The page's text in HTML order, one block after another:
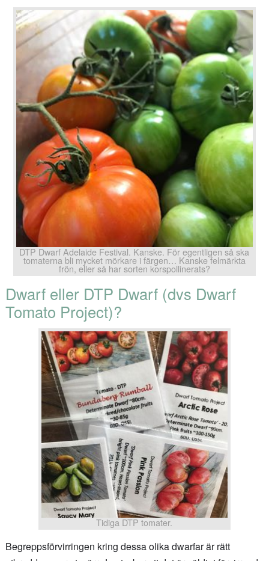
DTP Dwarf Adelaide Festival. Kanske. För egentligen så ska
tomaterna bli mycket mörkare i färgen… Kanske felmärkta
frön, eller så har sorten korspollinerats?
Dwarf eller DTP Dwarf (dvs Dwarf
Tomato Project)?
Tidiga DTP tomater.
Begreppsförvirringen kring dessa olika dwarfar är rätt